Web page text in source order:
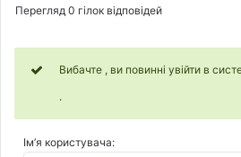
Перегляд 0 гілок відповідей
Вибачте , ви повинні увійти в
.
Ім’я користувача: